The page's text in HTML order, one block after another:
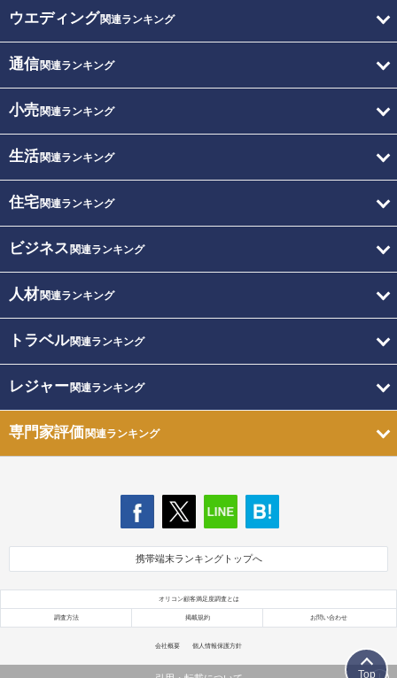
ウエディング関連ランキング
通信関連ランキング
小売関連ランキング
生活関連ランキング
住宅関連ランキング
ビジネス 関連ランキング
人材関連ランキング
トラベル関連ランキング
レジャー関連ランキング
専門家評価関連ランキング
携帯端末ランキングトップへ
オリコン顧客満足度調査とは
調査方法 掲載規約 お問い合わせ
会社概要 個人情報保護方針
Top